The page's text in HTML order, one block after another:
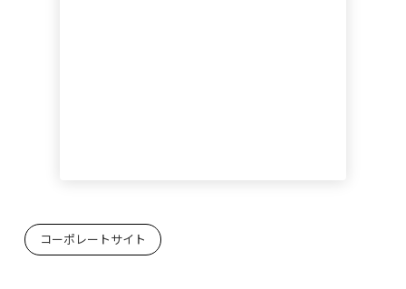
コーポレートサイト